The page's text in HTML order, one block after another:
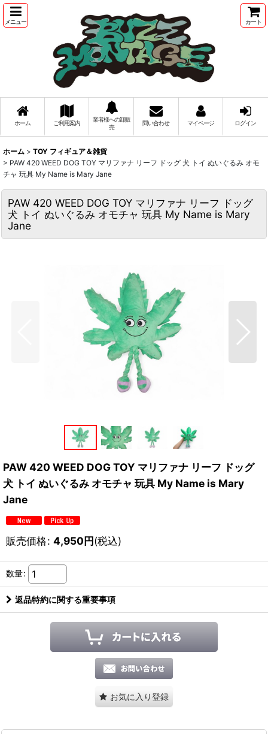
メニュー カート
ホーム ご利用案内
業者様への卸販
売
問い合わせ マイページ ログイン
ホーム > TOY フィギュア＆雑貨
> PAW 420 WEED DOG TOY マリファナ リーフ ドッグ 犬 トイ ぬいぐるみ オモ
チャ 玩具 My Name is Mary Jane
PAW 420 WEED DOG TOY マリファナ リーフ ドッグ
犬 トイ ぬいぐるみ オモチャ 玩具 My Name is Mary
Jane
PAW 420 WEED DOG TOY マリファナ リーフ ドッグ
犬 トイ ぬいぐるみ オモチャ 玩具 My Name is Mary
Jane
販売価格: 4,950円(税込)
数量:
返品特約に関する重要事項
お気に入り登録